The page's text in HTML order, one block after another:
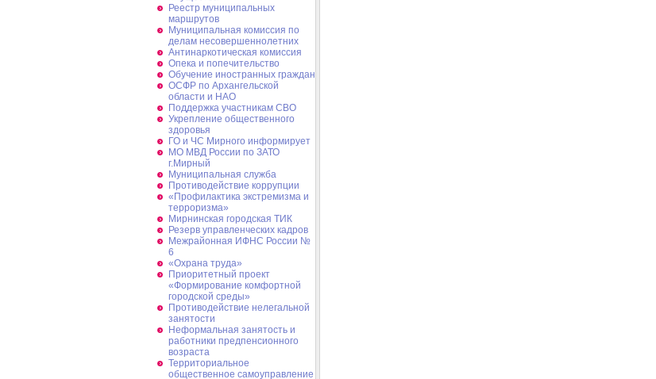
Реестр муниципальных
маршрутов
Муниципальная комиссия по
делам несовершеннолетних
Антинаркотическая комиссия
Опека и попечительство
Обучение иностранных граждан
ОСФР по Архангельской
области и НАО
Поддержка участникам СВО
Укрепление общественного
здоровья
ГО и ЧС Мирного информирует
МО МВД России по ЗАТО
г.Мирный
Муниципальная cлужба
Противодействие коррупции
«Профилактика экстремизма и
терроризма»
Мирнинская городская ТИК
Резерв управленческих кадров
Межрайонная ИФНС России №
6
«Охрана труда»
Приоритетный проект
«Формирование комфортной
городской среды»
Противодействие нелегальной
занятости
Неформальная занятость и
работники предпенсионного
возраста
Территориальное
общественное самоуправление